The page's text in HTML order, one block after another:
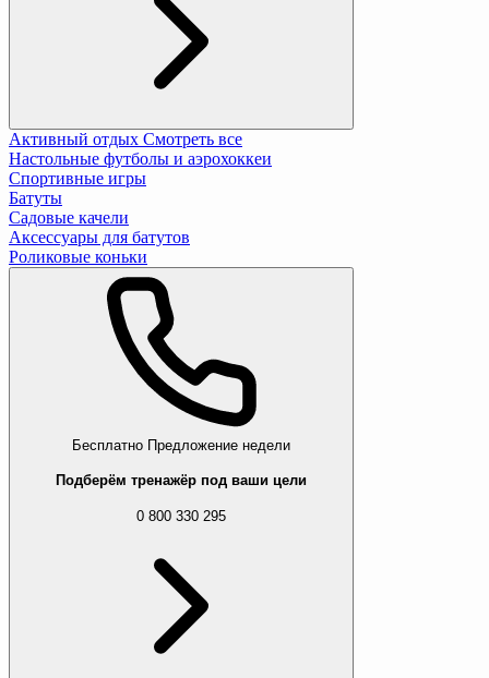
Активный отдых Смотреть все
Настольные футболы и аэрохоккеи
Спортивные игры
Батуты
Садовые качели
Аксессуары для батутов
Роликовые коньки
Бесплатно Предложение недели
Подберём тренажёр под ваши цели
0 800 330 295